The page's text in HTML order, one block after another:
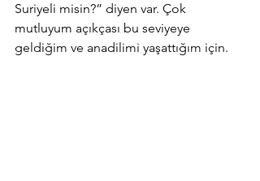
Suriyeli misin?” diyen var. Çok
mutluyum açıkçası bu seviyeye
geldiğim ve anadilimi yaşattığım için.